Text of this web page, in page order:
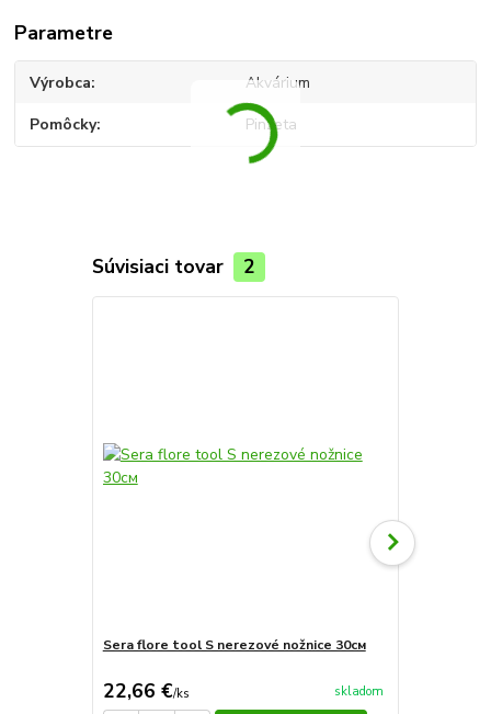
Parametre
Výrobca Akvárium
Pomôcky Pinzeta
Súvisiaci tovar 2
Sera flore tool S nerezové nožnice 30см
22,66 €/ks skladom